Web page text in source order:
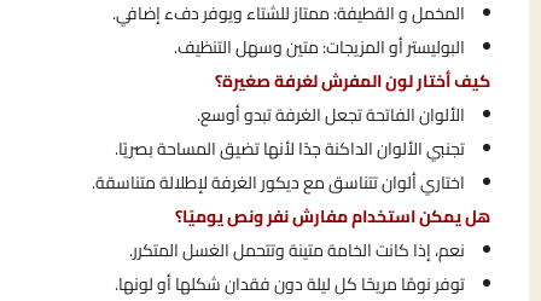
المخمل و القطيفة: ممتاز للشتاء ويوفر دفء إضافي.
البوليستر أو المزيجات: متين وسهل التنظيف.
كيف أختار لون المفرش لغرفة صغيرة؟
الألوان الفاتحة تجعل الغرفة تبدو أوسع.
تجنبي الألوان الداكنة جدًا لأنها تضيق المساحة بصريًا.
اختاري ألوان تتناسق مع ديكور الغرفة لإطلالة متناسقة.
هل يمكن استخدام مفارش نفر ونص يوميًا؟
نعم، إذا كانت الخامة متينة وتتحمل الغسل المتكرر.
توفر نومًا مريحًا كل ليلة دون فقدان شكلها أو لونها.